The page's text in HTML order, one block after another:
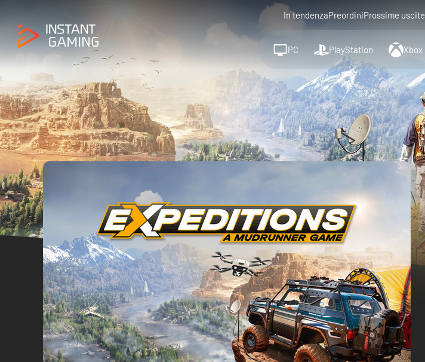
In tendenzaPreordiniProssime uscite
PC PlayStation Xbox